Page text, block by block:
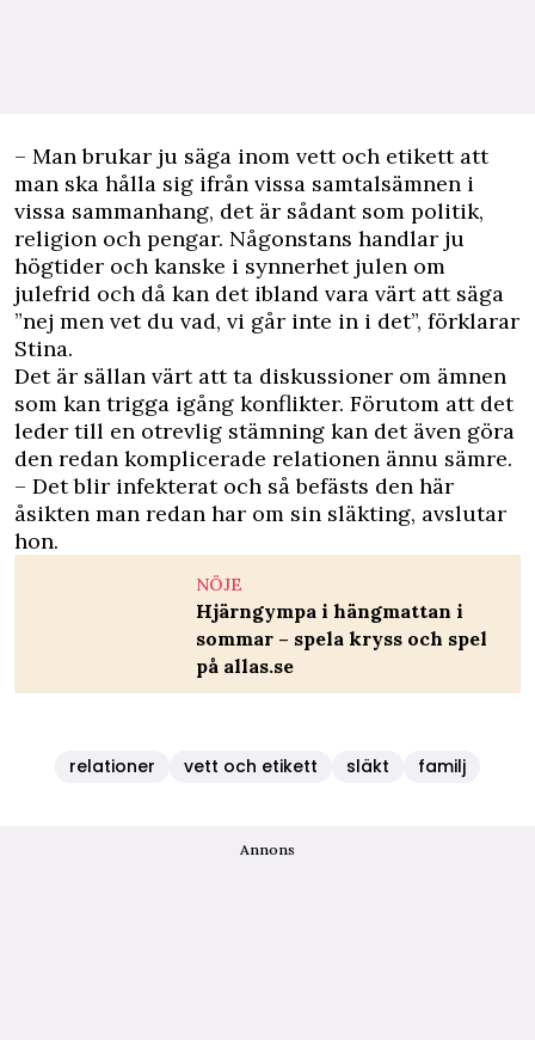
– Man brukar ju säga inom vett och etikett att
man ska hålla sig ifrån vissa samtalsämnen i
vissa sammanhang, det är sådant som politik,
religion och pengar. Någonstans handlar ju
högtider och kanske i synnerhet julen om
julefrid och då kan det ibland vara värt att säga
”nej men vet du vad, vi går inte in i det”, förklarar
Stina.
Det är sällan värt att ta diskussioner om ämnen
som kan trigga igång konflikter. Förutom att det
leder till en otrevlig stämning kan det även göra
den redan komplicerade relationen ännu sämre.
– Det blir infekterat och så befästs den här
åsikten man redan har om sin släkting, avslutar
hon.
NÖJE
Hjärngympa i hängmattan i
sommar – spela kryss och spel
på allas.se
relationer vett och etikett släkt familj
Annons